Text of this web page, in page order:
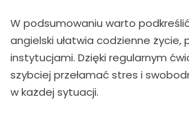
W podsumowaniu warto
angielski ułatwia codzienne
instytucjami. Dzięki regularnym
szybciej przełamać stres i
w każdej sytuacji.